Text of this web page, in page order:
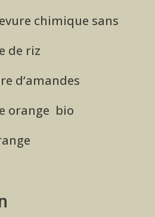
chimique sans
de riz
d’amandes
orange bio